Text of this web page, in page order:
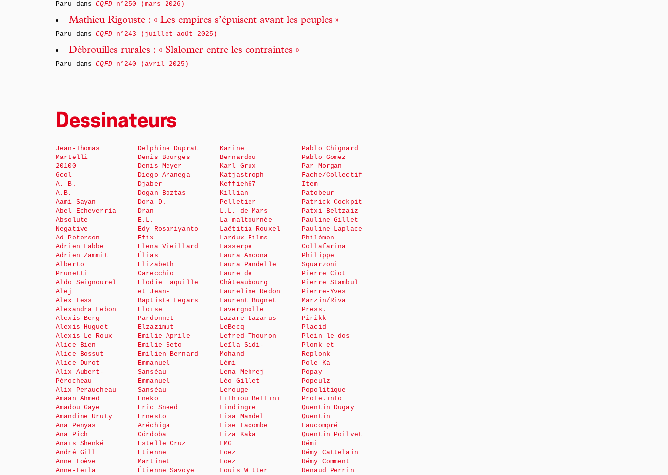
Paru dansCQFDn°250 (mars 2026)
Mathieu Rigouste : « Les empires s’épuisent avant les peuples »
Paru dansCQFDn°243 (juillet-août 2025)
Débrouilles rurales : « Slalomer entre les contraintes »
Paru dansCQFDn°240 (avril 2025)
Dessinateurs
Jean-Thomas
Martelli
20100
6col
A. B.
A.B.
Aami Sayan
Abel Echeverría
Absolute
Negative
Ad Petersen
Adrien Labbe
Adrien Zammit
Alberto
Prunetti
Aldo Seignourel
Alej
Alex Less
Alexandra Lebon
Alexis Berg
Alexis Huguet
Alexis Le Roux
Alice Bien
Alice Bossut
Alice Durot
Alix Aubert-
Pérocheau
Alix Peraucheau
Amaan Ahmed
Amadou Gaye
Amandine Uruty
Ana Penyas
Ana Pich
Anaïs Shenké
André Gill
Anne Loève
Anne-Leïla
Delphine Duprat
Denis Bourges
Denis Meyer
Diego Aranega
Djaber
Dogan Boztas
Dora D.
Dran
E.L.
Edy Rosariyanto
Efix
Elena Vieillard
Élias
Elizabeth
Carecchio
Elodie Laquille
et Jean-
Baptiste Legars
Eloïse
Pardonnet
Elzazimut
Emilie Aprile
Emilie Seto
Emilien Bernard
Emmanuel
Sanséau
Emmanuel
Sanséau
Eneko
Eric Sneed
Ernesto
Aréchiga
Córdoba
Estelle Cruz
Etienne
Martinet
Étienne Savoye
Karine
Bernardou
Karl Grux
Katjastroph
Keffieh67
Killian
Pelletier
L.L. de Mars
La maltournée
Laëtitia Rouxel
Lardux Films
Lasserpe
Laura Ancona
Laura Pandelle
Laure de
Châteaubourg
Laureline Redon
Laurent Bugnet
Lavergnolle
Lazare Lazarus
LeBecq
Lefred-Thouron
Leïla Sidi-
Mohand
Lémi
Lena Mehrej
Léo Gillet
Lerouge
Lilhiou Bellini
Lindingre
Lisa Mandel
Lise Lacombe
Liza Kaka
LMG
Loez
Loez
Louis Witter
Pablo Chignard
Pablo Gomez
Par Morgan
Fache/Collectif
Item
Patobeur
Patrick Cockpit
Patxi Beltzaiz
Pauline Gillet
Pauline Laplace
Philémon
Collafarina
Philippe
Squarzoni
Pierre Ciot
Pierre Stambul
Pierre-Yves
Marzin/Riva
Press.
Pirikk
Placid
Plein le dos
Plonk et
Replonk
Pole Ka
Popay
Popeulz
Popolitique
Prole.info
Quentin Dugay
Quentin
Faucompré
Quentin Poilvet
Rémi
Rémy Cattelain
Rémy Comment
Renaud Perrin